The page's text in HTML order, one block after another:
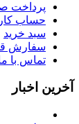
پرداخت
حساب
سبد خرید
سفارش
تماس با
آخرین اخبار